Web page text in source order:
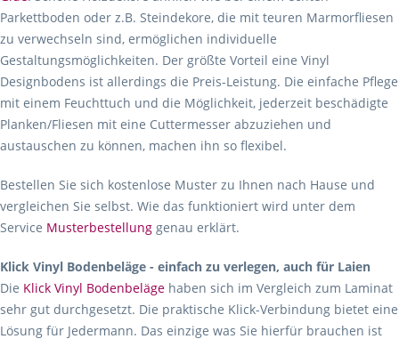
Parkettboden oder z.B. Steindekore, die mit teuren Marmorfliesen
zu verwechseln sind, ermöglichen individuelle
Gestaltungsmöglichkeiten. Der größte Vorteil eine Vinyl
Designbodens ist allerdings die Preis-Leistung. Die einfache Pflege
mit einem Feuchttuch und die Möglichkeit, jederzeit beschädigte
Planken/Fliesen mit eine Cuttermesser abzuziehen und
austauschen zu können, machen ihn so flexibel.
Bestellen Sie sich kostenlose Muster zu Ihnen nach Hause und
vergleichen Sie selbst. Wie das funktioniert wird unter dem
Service Musterbestellung genau erklärt.
Klick Vinyl Bodenbeläge - einfach zu verlegen, auch für Laien
Die Klick Vinyl Bodenbeläge haben sich im Vergleich zum Laminat
sehr gut durchgesetzt. Die praktische Klick-Verbindung bietet eine
Lösung für Jedermann. Das einzige was Sie hierfür brauchen ist